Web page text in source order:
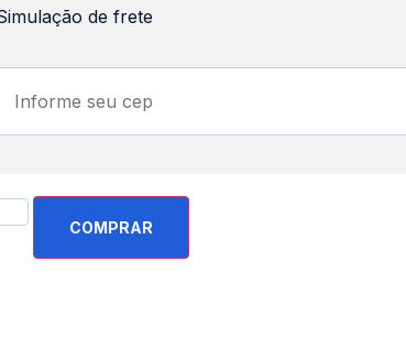
de frete
COMPRAR